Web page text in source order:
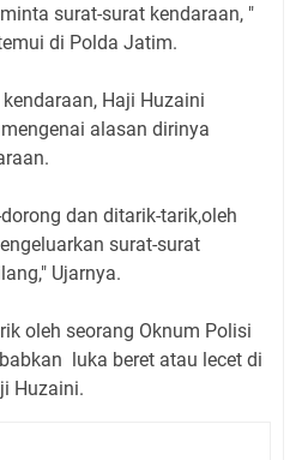
surat-surat kendaraan, "
di Polda Jatim.
Haji Huzaini
alasan dirinya
dan ditarik-tarik,oleh
surat-surat
Ujarnya.
oleh seorang Oknum Polisi
luka beret atau lecet di
Huzaini.